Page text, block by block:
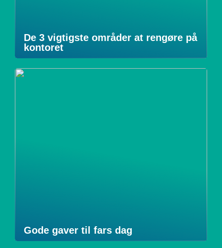
De 3 vigtigste områder at rengøre på
kontoret
Gode gaver til fars dag